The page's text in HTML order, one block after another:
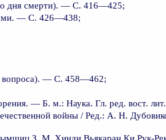
дня смерти). — С. 416—425;
— С. 426—438;
вопроса). — С. 458—462;
— Б. м.: Наука. Гл. ред. вост.
войны / Ред.: А. Н.
З. М. Хинди Вьякаран Ки Рук-